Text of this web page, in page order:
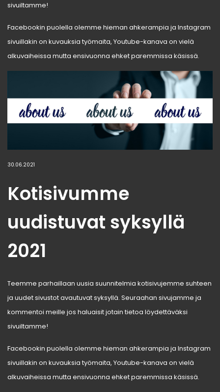
sivuiltamme!
Facebookin puolella olemme hieman ahkerampia ja Instagram
sivuillakin on kuvauksia työmaita, Youtube-kanava on vielä
alkuvaiheissa mutta ensivuonna ehket paremmissa käsissä.
30.06.2021
Kotisivumme
uudistuvat syksyllä
2021
Teemme parhaillaan uusia suunnitelmia kotisivujemme suhteen
ja uudet sivustot avautuvat syksyllä. Seuraahan sivujamme ja
kommentoi meille jos haluaisit jotain tietoa löydettäväksi
sivuiltamme!
Facebookin puolella olemme hieman ahkerampia ja Instagram
sivuillakin on kuvauksia työmaita, Youtube-kanava on vielä
alkuvaiheissa mutta ensivuonna ehket paremmissa käsissä.